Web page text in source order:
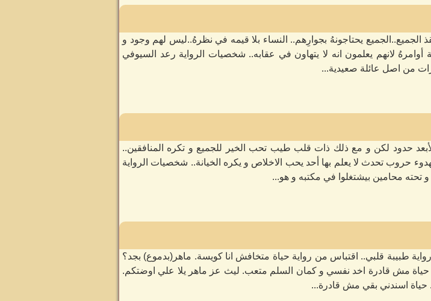
الجميع..الجميع يحتاجونهُ بجوارِهم.. النساء بلا قيمه في نظرهُ..ليس لهم وجود و
لانهم يعلمون انه لا يتهاون في عقابه.. شخصيات الرواية رعد السيوفي
حدود لكن و مع ذلك ذات قلب طيب تحب الخير للجميع و تكره المنافقين..
حروب تحدث لا يعلم بها أحد يحب الاخلاص و يكره الخيانة.. شخصيات الرواية
محامين بيشتغلوا في مكتبه و هو...
رواية طبيبة قلبي.. اقتباس من رواية حياة متخافش انا كويسة. ماهر(بدموع) بجد؟
حياة مش قادرة اخد نفسي و كمان السلم متعب. ليث عز ماهر يلا علي اوضتكم.
اسندني بقي مش قادرة...